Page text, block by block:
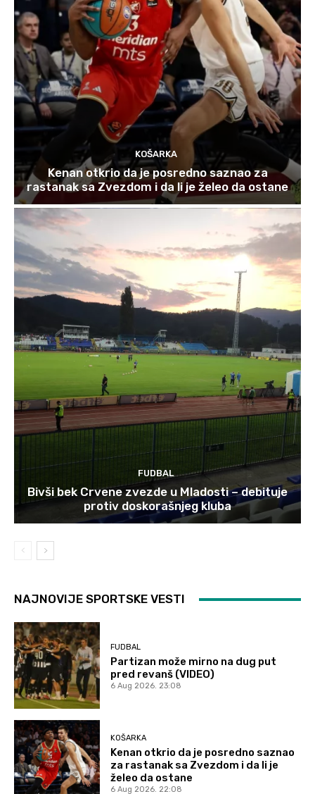
KOŠARKA
Kenan otkrio da je posredno saznao za
rastanak sa Zvezdom i da li je želeo da ostane
FUDBAL
Bivši bek Crvene zvezde u Mladosti – debituje
protiv doskorašnjeg kluba
NAJNOVIJE SPORTSKE VESTI
FUDBAL
Partizan može mirno na dug put
pred revanš (VIDEO)
6 Aug 2026. 23:08
KOŠARKA
Kenan otkrio da je posredno saznao
za rastanak sa Zvezdom i da li je
želeo da ostane
6 Aug 2026. 22:08